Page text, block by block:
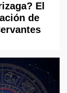
El
de